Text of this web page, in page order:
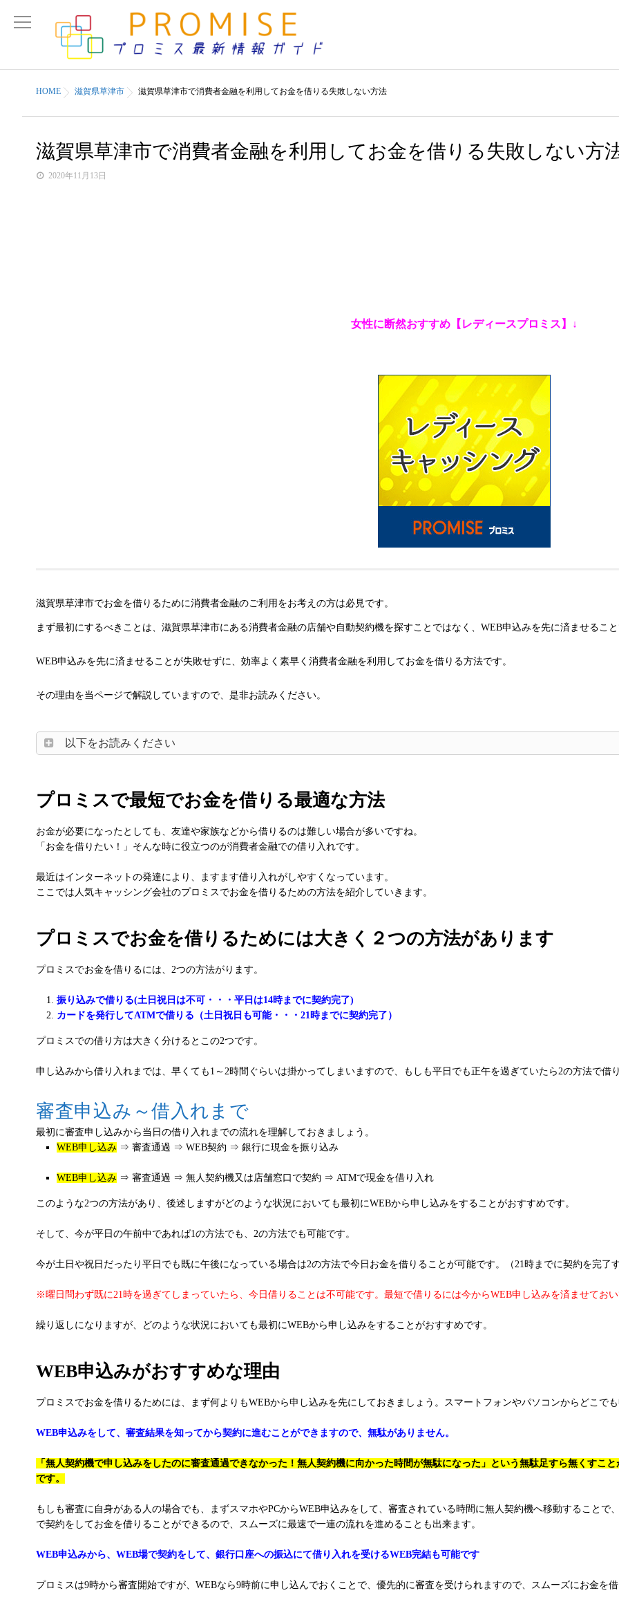
HOME 滋賀県草津市 滋賀県草津市で消費者金融を利用してお金を借りる失敗しない方法
滋賀県草津市で消費者金融を利用してお金を借りる失敗しない方
2020年11月13日
女性に断然おすすめ【レディースプロミス】↓
滋賀県草津市でお金を借りるために消費者金融のご利用をお考えの方は必見です。
まず最初にするべきことは、滋賀県草津市にある消費者金融の店舗や自動契約機を探すことではなく、WEB申込みを先に済ませるこ
WEB申込みを先に済ませることが失敗せずに、効率よく素早く消費者金融を利用してお金を借りる方法です。
その理由を当ページで解説していますので、是非お読みください。
以下をお読みください
プロミスで最短でお金を借りる最適な方法
お金が必要になったとしても、友達や家族などから借りるのは難しい場合が多いですね。
「お金を借りたい！」そんな時に役立つのが消費者金融での借り入れです。
最近はインターネットの発達により、ますます借り入れがしやすくなっています。
ここでは人気キャッシング会社のプロミスでお金を借りるための方法を紹介していきます。
プロミスでお金を借りるためには大きく２つの方法があります
プロミスでお金を借りるには、2つの方法がります。
振り込みで借りる(土日祝日は不可・・・平日は14時までに契約完了)
カードを発行してATMで借りる（土日祝日も可能・・・21時までに契約完了）
プロミスでの借り方は大きく分けるとこの2つです。
申し込みから借り入れまでは、早くても1～2時間ぐらいは掛かってしまいますので、もしも平日でも正午を過ぎていたら2の方法で借
審査申込み～借入れまで
最初に審査申し込みから当日の借り入れまでの流れを理解しておきましょう。
WEB申し込み ⇒ 審査通過 ⇒ WEB契約 ⇒ 銀行に現金を振り込み
WEB申し込み ⇒ 審査通過 ⇒ 無人契約機又は店舗窓口で契約 ⇒ ATMで現金を借り入れ
このような2つの方法があり、後述しますがどのような状況においても最初にWEBから申し込みをすることがおすすめです。
そして、今が平日の午前中であれば1の方法でも、2の方法でも可能です。
今が土日や祝日だったり平日でも既に午後になっている場合は2の方法で今日お金を借りることが可能です。（21時までに契約を完了
※曜日問わず既に21時を過ぎてしまっていたら、今日借りることは不可能です。最短で借りるには今からWEB申し込みを済ませてお
繰り返しになりますが、どのような状況においても最初にWEBから申し込みをすることがおすすめです。
WEB申込みがおすすめな理由
プロミスでお金を借りるためには、まず何よりもWEBから申し込みを先にしておきましょう。スマートフォンやパソコンからどこで
WEB申込みをして、審査結果を知ってから契約に進むことができますので、無駄がありません。
「無人契約機で申し込みをしたのに審査通過できなかった！無人契約機に向かった時間が無駄になった」という無駄足すら無くすこ
です。
もしも審査に自身がある人の場合でも、まずスマホやPCからWEB申込みをして、審査されている時間に無人契約機へ移動すること
で契約をしてお金を借りることができるので、スムーズに最速で一連の流れを進めることも出来ます。
WEB申込みから、WEB場で契約をして、銀行口座への振込にて借り入れを受けるWEB完結も可能です
プロミスは9時から審査開始ですが、WEBなら9時前に申し込んでおくことで、優先的に審査を受けられますので、スムーズにお金を